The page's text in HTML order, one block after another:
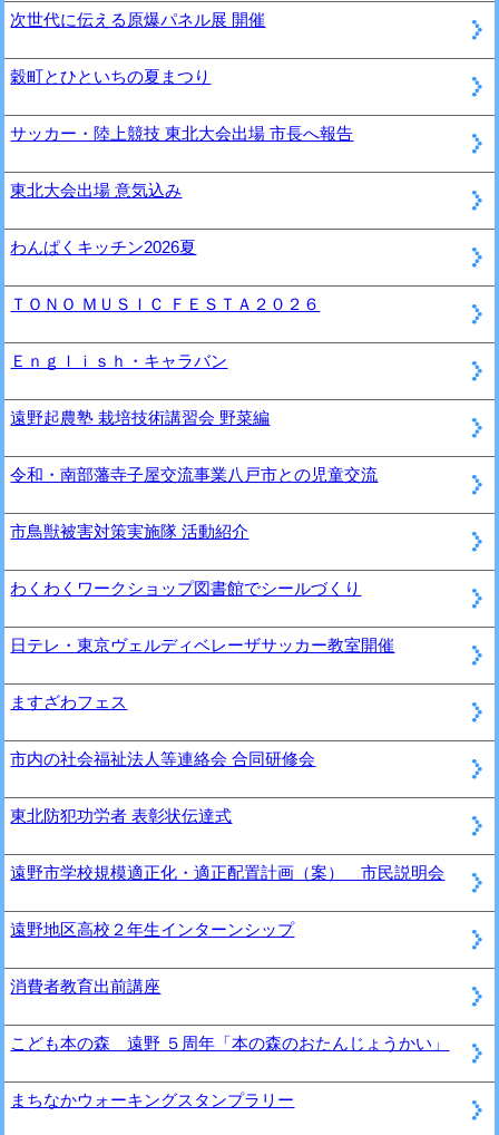
次世代に伝える原爆パネル展 開催
穀町とひといちの夏まつり
サッカー・陸上競技 東北大会出場 市長へ報告
東北大会出場 意気込み
わんぱくキッチン2026夏
ＴＯＮＯ ＭＵＳＩＣ ＦＥＳＴＡ２０２６
Ｅｎｇｌｉｓｈ・キャラバン
遠野起農塾 栽培技術講習会 野菜編
令和・南部藩寺子屋交流事業八戸市との児童交流
市鳥獣被害対策実施隊 活動紹介
わくわくワークショップ図書館でシールづくり
日テレ・東京ヴェルディベレーザサッカー教室開催
ますざわフェス
市内の社会福祉法人等連絡会 合同研修会
東北防犯功労者 表彰状伝達式
遠野市学校規模適正化・適正配置計画（案） 市民説明会
遠野地区高校２年生インターンシップ
消費者教育出前講座
こども本の森 遠野 ５周年「本の森のおたんじょうかい」
まちなかウォーキングスタンプラリー